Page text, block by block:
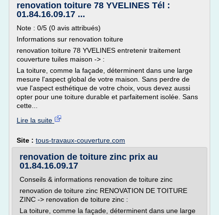
renovation toiture 78 YVELINES Tél :
01.84.16.09.17 ...
Note : 0/5 (0 avis attribués)
Informations sur renovation toiture
renovation toiture 78 YVELINES entretenir traitement
couverture tuiles maison -> :
La toiture, comme la façade, déterminent dans une large
mesure l'aspect global de votre maison. Sans perdre de
vue l'aspect esthétique de votre choix, vous devez aussi
opter pour une toiture durable et parfaitement isolée. Sans
cette...
Lire la suite
Site : tous-travaux-couverture.com
renovation de toiture zinc prix au
01.84.16.09.17
Conseils & informations renovation de toiture zinc
renovation de toiture zinc RENOVATION DE TOITURE
ZINC -> renovation de toiture zinc :
La toiture, comme la façade, déterminent dans une large